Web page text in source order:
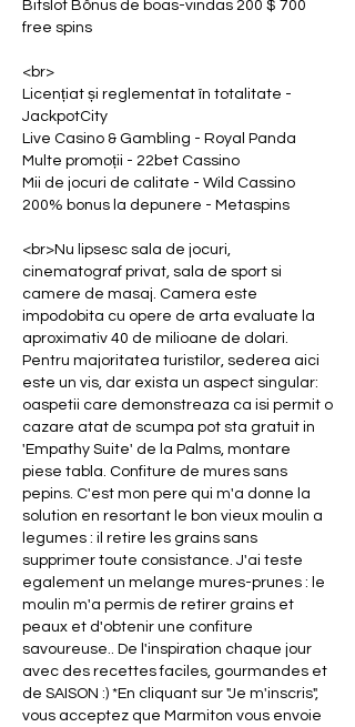
Bitslot Bônus de boas-vindas 200 $ 700
free spins
<br>
Licențiat și reglementat în totalitate -
JackpotCity
Live Casino & Gambling - Royal Panda
Multe promoții - 22bet Cassino
Mii de jocuri de calitate - Wild Cassino
200% bonus la depunere - Metaspins
<br>Nu lipsesc sala de jocuri,
cinematograf privat, sala de sport si
camere de masaj. Camera este
impodobita cu opere de arta evaluate la
aproximativ 40 de milioane de dolari.
Pentru majoritatea turistilor, sederea aici
este un vis, dar exista un aspect singular:
oaspetii care demonstreaza ca isi permit o
cazare atat de scumpa pot sta gratuit in
'Empathy Suite' de la Palms, montare
piese tabla. Confiture de mures sans
pepins. C'est mon pere qui m'a donne la
solution en resortant le bon vieux moulin a
legumes : il retire les grains sans
supprimer toute consistance. J'ai teste
egalement un melange mures-prunes : le
moulin m'a permis de retirer grains et
peaux et d'obtenir une confiture
savoureuse.. De l'inspiration chaque jour
avec des recettes faciles, gourmandes et
de SAISON :) *En cliquant sur "Je m'inscris",
vous acceptez que Marmiton vous envoie